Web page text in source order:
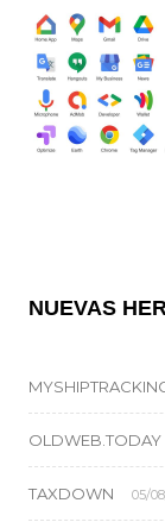
NUEVAS
OLDWEB.TODAY
TAXDOWN 05/